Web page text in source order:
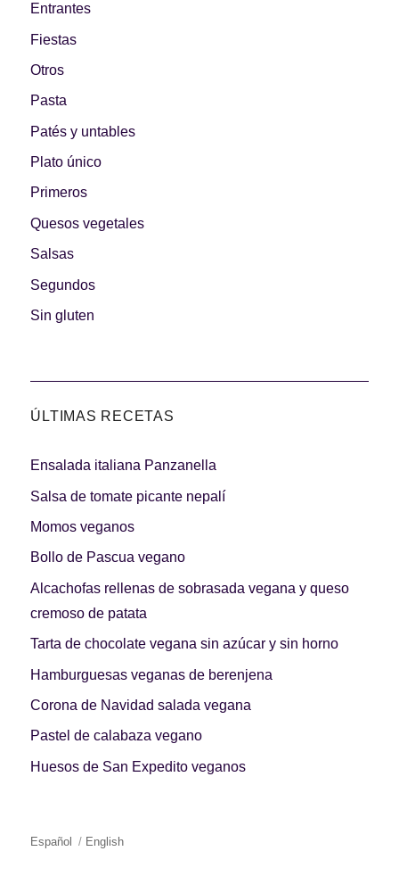
Entrantes
Fiestas
Otros
Pasta
Patés y untables
Plato único
Primeros
Quesos vegetales
Salsas
Segundos
Sin gluten
ÚLTIMAS RECETAS
Ensalada italiana Panzanella
Salsa de tomate picante nepalí
Momos veganos
Bollo de Pascua vegano
Alcachofas rellenas de sobrasada vegana y queso
cremoso de patata
Tarta de chocolate vegana sin azúcar y sin horno
Hamburguesas veganas de berenjena
Corona de Navidad salada vegana
Pastel de calabaza vegano
Huesos de San Expedito veganos
Español English